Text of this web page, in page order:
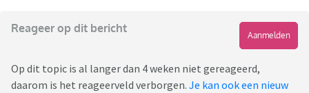
Reageer op dit bericht
Aanmelden
Op dit topic is al langer dan 4 weken niet gereageerd,
daarom is het reageerveld verborgen. Je kan ook een nieuw